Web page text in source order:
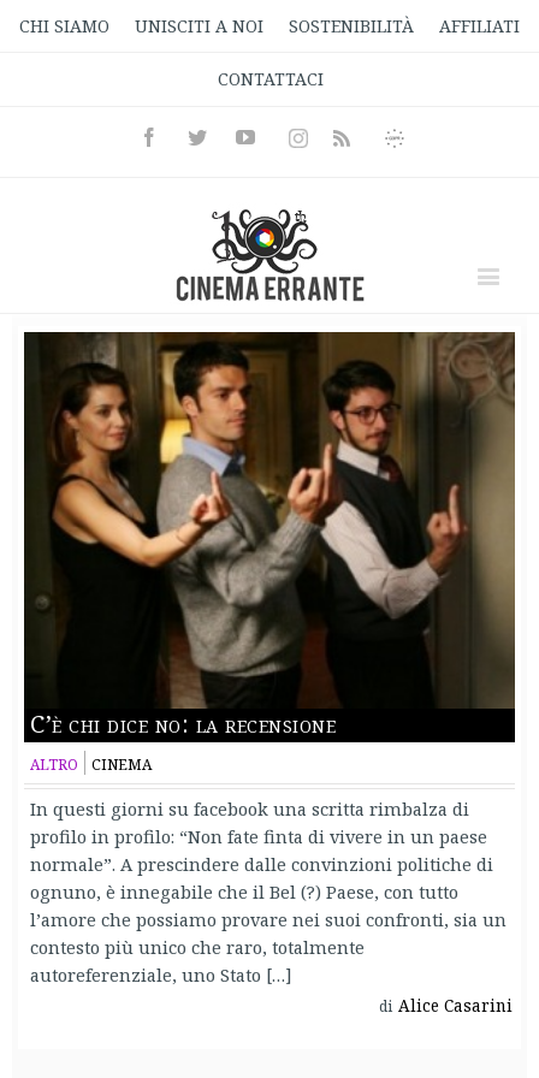
CHI SIAMO UNISCITI A NOI SOSTENIBILITÀ AFFILIATI
CONTATTACI
FacebookTwitterYoutubeInstagramRss
Informativa
C’è chi dice no: la recensione
ALTRO CINEMA
In questi giorni su facebook una scritta rimbalza di
profilo in profilo: “Non fate finta di vivere in un paese
normale”. A prescindere dalle convinzioni politiche di
ognuno, è innegabile che il Bel (?) Paese, con tutto
l’amore che possiamo provare nei suoi confronti, sia un
contesto più unico che raro, totalmente
autoreferenziale, uno Stato […]
di Alice Casarini